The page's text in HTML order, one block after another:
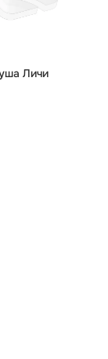
Личи